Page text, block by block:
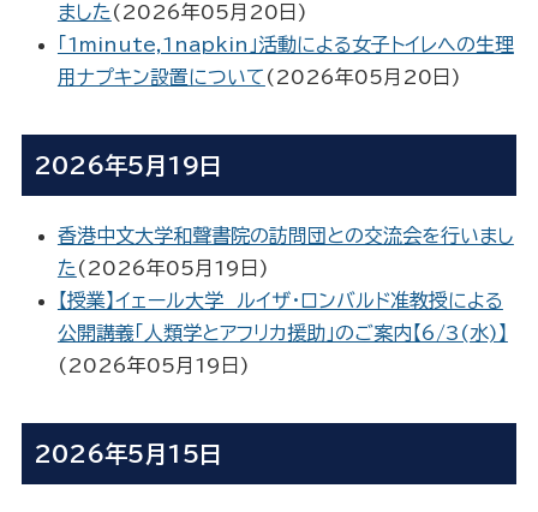
ました ( 2026年05月20日 )
「1minute,1napkin」活動による女子トイレへの生理
用ナプキン設置について ( 2026年05月20日 )
2026年5月19日
香港中文大学和聲書院の訪問団との交流会を行いまし
た (2026年05月19日 )
【授業】イェール大学 ルイザ・ロンバルド准教授による
公開講義「人類学とアフリカ援助」のご案内【6/3(水)】
(2026年05月19日 )
2026年5月15日